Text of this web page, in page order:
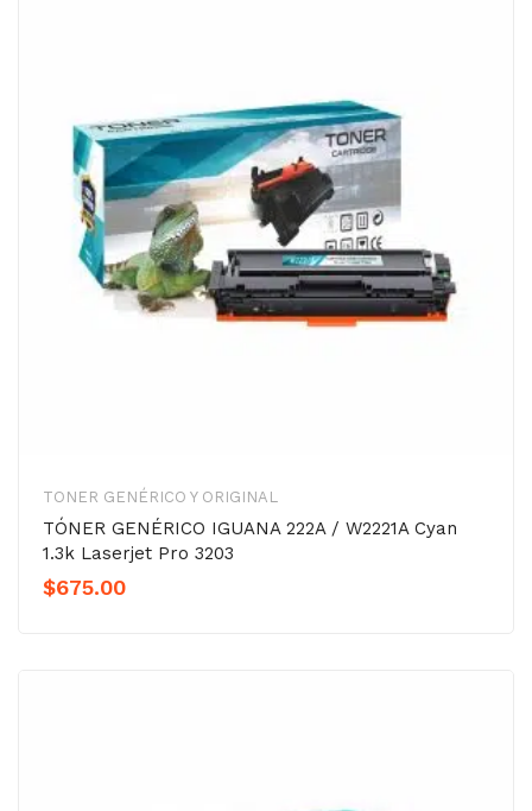
TONER GENÉRICO Y ORIGINAL
TÓNER GENÉRICO IGUANA 222A / W2221A Cyan
1.3k Laserjet Pro 3203
$675.00